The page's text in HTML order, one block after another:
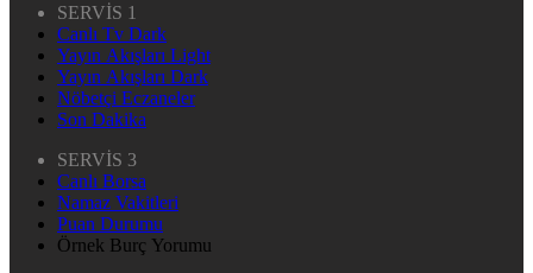
SERVİS 1
Canlı Tv Dark
Yayın Akışları Light
Yayın Akışları Dark
Nöbetçi Eczaneler
Son Dakika
SERVİS 3
Canlı Borsa
Namaz Vakitleri
Puan Durumu
Örnek Burç Yorumu